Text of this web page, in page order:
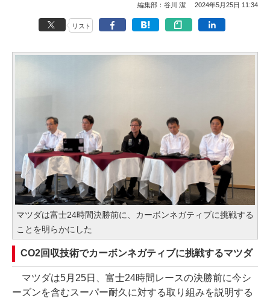
編集部：谷川 潔 2024年5月25日 11:34
リスト
マツダは富士24時間決勝前に、カーボンネガティブに挑戦する
ことを明らかにした
CO2回収技術でカーボンネガティブに挑戦するマツダ
マツダは5月25日、富士24時間レースの決勝前に今シ
ーズンを含むスーパー耐久に対する取り組みを説明する